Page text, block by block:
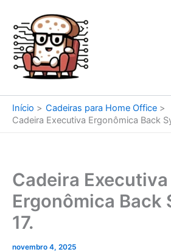
conteúdo
Início
Cadeiras para Home Office
Cadeira Executiva Ergonômica Back
Cadeira Executiva
Ergonômica Back
17.
novembro 4, 2025